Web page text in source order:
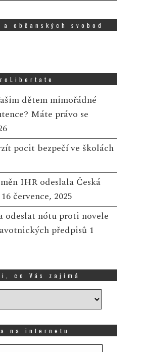
občanských svobod
dětem mimořádné
Máte právo se
pocit bezpečí ve školách
IHR odeslala Česká
16 července, 2025
odeslat nótu proti novele
předpisů 1
co Vás zajímá
na internetu